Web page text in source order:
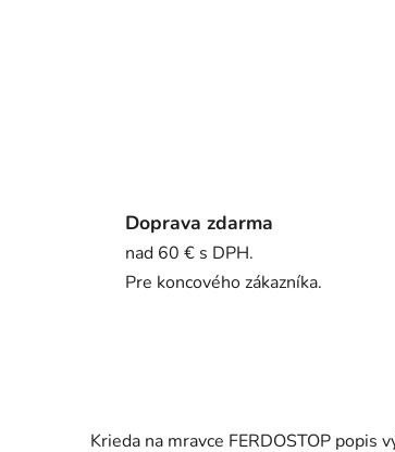
Doprava zdarma
nad 60 € s DPH.
Pre koncového zákazníka.
Krieda na mravce FERDOSTOP